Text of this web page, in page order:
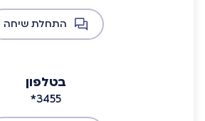
התחלת שיחה
בטלפון
*3455